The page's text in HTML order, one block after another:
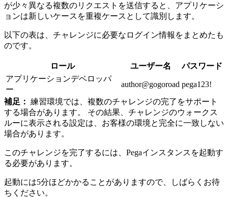
が少々異なる複数のリクエストを送信すると、アプリケーシ
ョンは新しいケースを重複ケースとして識別します。
以下の表は、チャレンジに必要なログイン情報をまとめたも
のです。
ロール ユーザー名
パスワード
アプリケーションデベロッパ
ー
author@gogoroad pega123!
補足： 練習環境では、複数のチャレンジの完了をサポート
する場合があります。 その結果、チャレンジのウォークス
ルーに表示される設定は、お客様の環境と完全に一致しない
場合があります。
このチャレンジを完了するには、Pegaインスタンスを起動す
る必要があります。
起動には5分ほどかかることがありますので、しばらくお待
ちください。